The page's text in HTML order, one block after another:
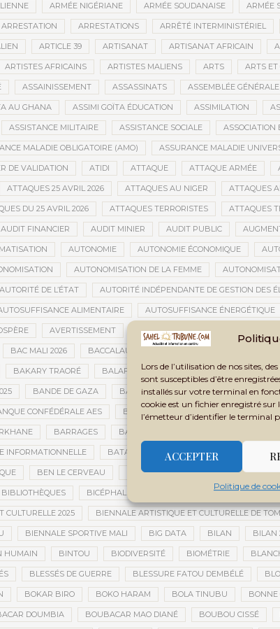
Lors de l’utilisation de nos sites,
sont susceptibles d’être
installés sur votre terminal en
cookie est un fichier enregistré
l’émetteur d’identifier le terminal
ACCEPTER
Politique de
ARMÉE NIGÉRIANE ARMÉE SOUDANAISE ARMÉE
ARRESTATION ARRESTATIONS ARRÊTÉ INTERMINISTÉRIEL
ARTICLE 39 ARTISANAT ARTISANAT AFRICAIN
ARTISTES AFRICAINS ARTISTES MALIENS ARTS ARTS ET
ASSAINISSEMENT ASSASSINATS ASSEMBLÉE GÉNÉRALE
AU GHANA ASSIMI GOÏTA ÉDUCATION ASSIMILATION
ASSISTANCE MILITAIRE ASSISTANCE SOCIALE ASSOCIATION
MALADIE OBLIGATOIRE (AMO) ASSURANCE MALADIE
DE VALIDATION ATIDI ATTAQUE ATTAQUE ARMÉE
ATTAQUES 25 AVRIL 2026 ATTAQUES AU NIGER ATTAQUES
DU 25 AVRIL 2026 ATTAQUES TERRORISTES ATTAQUES
AUDIT FINANCIER AUDIT MINIER AUDIT PUBLIC
AUTONOMIE AUTONOMIE ÉCONOMIQUE
AUTONOMISATION DE LA FEMME
AUTORITÉ DE L’ÉTAT AUTORITÉ INDÉPENDANTE DE GESTION DES
ALIMENTAIRE AUTOSUFFISANCE ÉNERGÉTIQUE
AVERTISSEMENT AVIATION CIVILE
BAC MALI 2026 BACCALAURÉAT
BAKARY TRAORÉ BALAFON BAMAKO BAMAKO 2025
BANDE DE GAZA BANDIAGARA BANDIOUGOU DANTÉ
CONFÉDÉRALE AES BANQUE MONDIALE BANQUE
BARRAGES BARRICADES
INFORMATIONNELLE BATAILLON TCHADIEN BATTERIES
BEN LE CERVEAU BÉNIN BER BERNARD
BIBLIOTHÈQUES BICÉPHALISME BIENNALE
CULTURELLE 2025 BIENNALE ARTISTIQUE ET CULTURELLE DE
BIENNALE SPORTIVE MALI BIG DATA BILAN BILAN
HUMAIN BINTOU BIODIVERSITÉ BIOMÉTRIE
BLESSÉS DE GUERRE BLESSURE FATOU DEMBÉLÉ
BOKAR BIRO BOKO HARAM BOLA TINUBU BONNE
DOUMBIA BOUBACAR MAO DIANÉ BOUBOU CISSÉ